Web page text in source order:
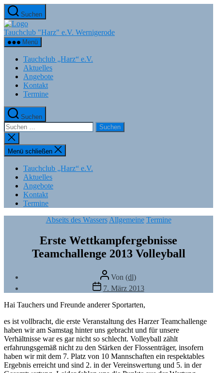
Zum
Inhalt
springen
Suchen
Tauchclub "Harz" e.V. Wernigerode
Menü
Tauchclub „Harz“ e.V.
Aktuelles
Angebote
Kontakt
Termine
Suchen
Suchen
nach:
Suche
schließen
Menü schließen
Tauchclub „Harz“ e.V.
Aktuelles
Angebote
Kontakt
Termine
Kategorien
Abseits des Wassers Allgemeine Termine
Erste Wettkampfergebnisse
Teamchallenge 2013 Volleyball
Beitragsautor
Von (dl)
Veröffentlichungsdatum
7. März 2013
Hai Tauchers und Freunde anderer Sportarten,
es ist vollbracht, die erste Veranstaltung des Harzer Teamchallenge
haben wir am Samstag hinter uns gebracht und für unsere
Verhältnisse war es gar nicht so schlecht. Volleyball zählt
erfahrungsgemäß nicht zu den Stärken der Flossenträger, insofern
haben wir mit dem 7. Platz von 10 Mannschaften ein respektables
Ergebnis erreicht und sind 2. in der Vereinswertung und 5. in der